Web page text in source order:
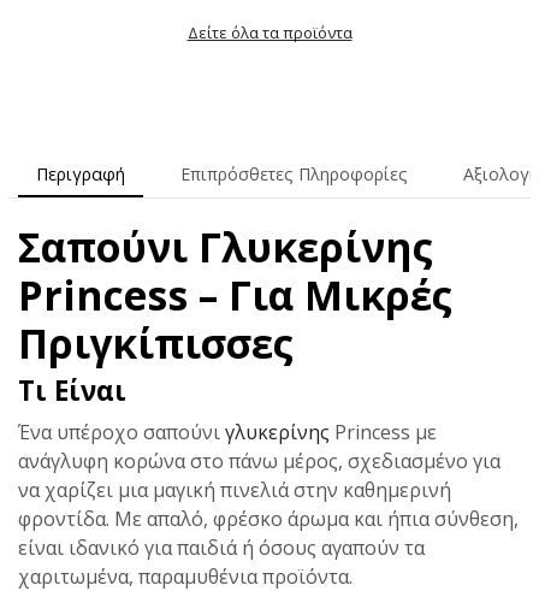
Δείτε όλα τα προϊόντα
Περιγραφή Επιπρόσθετες Πληροφορίες
Σαπούνι Γλυκερίνης
Princess – Για Μικρές
Πριγκίπισσες
Τι Είναι
Ένα υπέροχο σαπούνιγλυκερίνης Princess με
ανάγλυφη κορώνα στο πάνω μέρος, σχεδιασμένο για
να χαρίζει μια μαγική πινελιά στην καθημερινή
φροντίδα. Με απαλό, φρέσκο άρωμα και ήπια σύνθεση,
είναι ιδανικό για παιδιά ή όσους αγαπούν τα
χαριτωμένα, παραμυθένια προϊόντα.